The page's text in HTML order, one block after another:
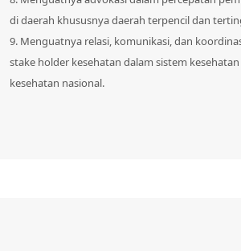
di daerah khususnya daerah terpencil dan
9. Menguatnya relasi, komunikasi, dan
stake holder kesehatan dalam sistem
kesehatan nasional.